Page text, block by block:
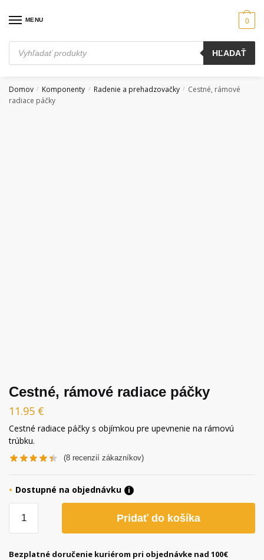
MENU
Products
search
HĽADAŤ
0
Domov / Komponenty / Radenie a prehadzovačky / Cestné, rámové
radiace páčky
Cestné, rámové radiace páčky
11.95 €
Cestné radiace páčky s objímkou pre upevnenie na rámovú
trúbku.
(8 recenzií zákazníkov)
Dostupné na objednávku
i
Cestné,
radiace
Pridať do košíka
Bezplatné doručenie kuriérom pri objednávke nad 100€